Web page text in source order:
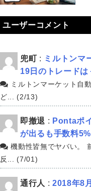
ユーザーコメント
兜町 : ミルトンマ
19日のトレードは
ミルトンマーケット自
ど... (2/13)
即撤退 : Pontaポ
が出るも手数料
機動性皆無でヤバい。
反... (7/01)
通行人 : 2018年8